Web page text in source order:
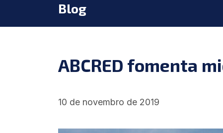
Blog
ABCRED fomenta
10 de novembro de 2019